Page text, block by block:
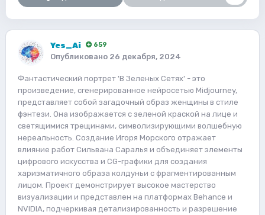
Yes_Ai 659
Опубликовано 26 декабря, 2024
Фантастический портрет 'В Зеленых Сетях' - это
произведение, сгенерированное нейросетью Midjourney,
представляет собой загадочный образ женщины в стиле
фэнтези. Она изображается с зеленой краской на лице и
светящимися трещинами, символизирующими волшебную
нереальность. Создание Игоря Морского отражает
влияние работ Сильвана Саралья и объединяет элементы
цифрового искусства и CG-графики для создания
харизматичного образа колдуньи с фрагментированным
лицом. Проект демонстрирует высокое мастерство
визуализации и представлен на платформах Behance и
NVIDIA, подчеркивая детализированность и разрешение